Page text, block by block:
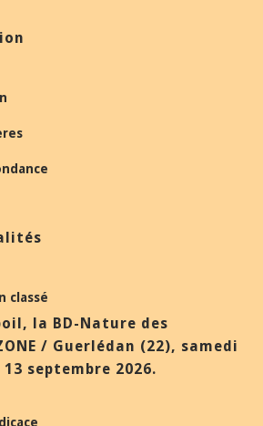
classé
la BD-Nature des
/ Guerlédan (22), samedi
septembre 2026.